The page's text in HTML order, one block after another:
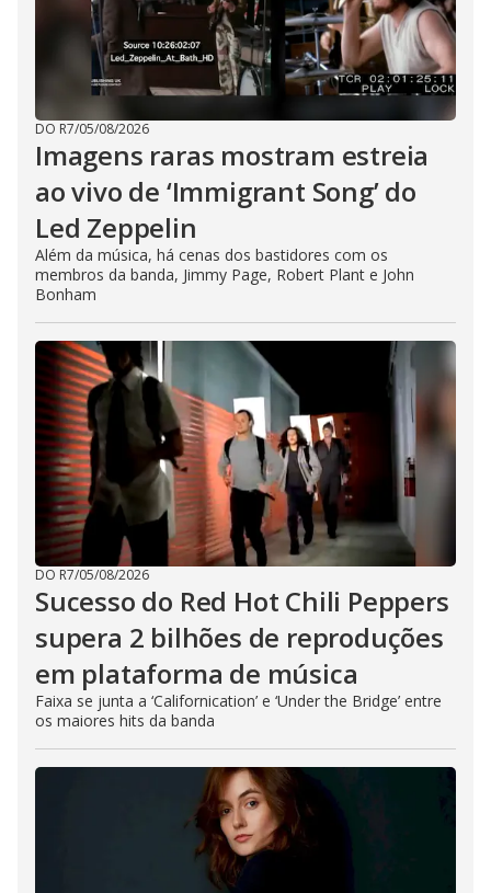
DO R7/05/08/2026
Imagens raras mostram estreia
ao vivo de ‘Immigrant Song’ do
Led Zeppelin
Além da música, há cenas dos bastidores com os
membros da banda, Jimmy Page, Robert Plant e John
Bonham
DO R7/05/08/2026
Sucesso do Red Hot Chili Peppers
supera 2 bilhões de reproduções
em plataforma de música
Faixa se junta a ‘Californication’ e ‘Under the Bridge’ entre
os maiores hits da banda